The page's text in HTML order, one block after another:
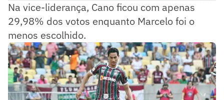
Na vice-liderança, Cano ficou com apenas
29,98% dos votos enquanto Marcelo foi o
menos escolhido.